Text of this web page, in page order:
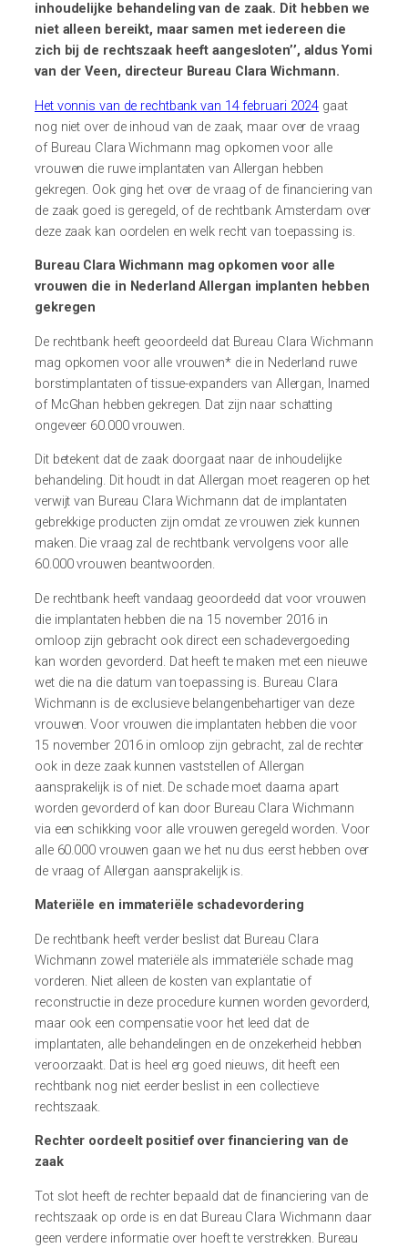
inhoudelijke behandeling van de zaak. Dit hebben we
niet alleen bereikt, maar samen met iedereen die
zich bij de rechtszaak heeft aangesloten’’, aldusYomi
van der Veen, directeur Bureau ClaraWichmann.
Het vonnis van de rechtbank van 14 februari 2024 gaat
nog niet over de inhoud van de zaak, maar over de vraag
of Bureau ClaraWichmann mag opkomen voor alle
vrouwen die ruwe implantaten van Allergan hebben
gekregen. Ook ging het over de vraag of de financiering van
de zaak goed is geregeld, of de rechtbank Amsterdam over
deze zaak kan oordelen en welk recht van toepassing is.
Bureau Clara Wichmann mag opkomen voor alle
vrouwen die in Nederland Allergan implanten hebben
gekregen
De rechtbank heeft geoordeeld dat Bureau Clara Wichmann
mag opkomen voor alle vrouwen* die in Nederland ruwe
borstimplantaten of tissue-expanders van Allergan, Inamed
of McGhan hebben gekregen. Dat zijn naar schatting
ongeveer 60.000 vrouwen.
Dit betekent dat de zaak doorgaat naar de inhoudelijke
behandeling. Dit houdt in dat Allergan moet reageren op het
verwijt van Bureau Clara Wichmann dat de implantaten
gebrekkige producten zijn omdat ze vrouwen ziek kunnen
maken. Die vraag zal de rechtbank vervolgens voor alle
60.000 vrouwen beantwoorden.
De rechtbank heeft vandaag geoordeeld dat voor vrouwen
die implantaten hebben die na 15 november 2016 in
omloop zijn gebracht ook direct een schadevergoeding
kan worden gevorderd. Dat heeft te maken met een nieuwe
wet die na die datum van toepassing is. Bureau Clara
Wichmann is de exclusieve belangenbehartiger van deze
vrouwen. Voor vrouwen die implantaten hebben die voor
15 november 2016 in omloop zijn gebracht, zal de rechter
ook in deze zaak kunnen vaststellen of Allergan
aansprakelijk is of niet. De schade moet daarna apart
worden gevorderd of kan door Bureau Clara Wichmann
via een schikking voor alle vrouwen geregeld worden. Voor
alle 60.000 vrouwen gaan we het nu dus eerst hebben over
de vraag of Allergan aansprakelijk is.
Materiële en immateriële schadevordering
De rechtbank heeft verder beslist dat Bureau Clara
Wichmann zowel materiële als immateriële schade mag
vorderen. Niet alleen de kosten van explantatie of
reconstructie in deze procedure kunnen worden gevorderd,
maar ook een compensatie voor het leed dat de
implantaten, alle behandelingen en de onzekerheid hebben
veroorzaakt. Dat is heel erg goed nieuws, dit heeft een
rechtbank nog niet eerder beslist in een collectieve
rechtszaak.
Rechter oordeelt positief over financiering van de
zaak
Tot slot heeft de rechter bepaald dat de financiering van de
rechtszaak op orde is en dat Bureau Clara Wichmann daar
geen verdere informatie over hoeft te verstrekken. Bureau